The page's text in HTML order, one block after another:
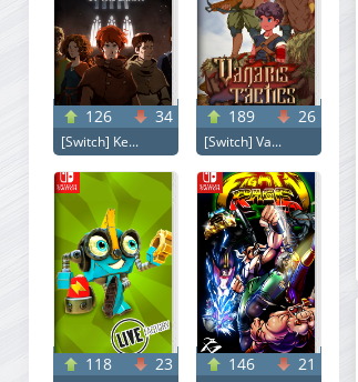
126 34
[Switch] Ke...
189 26
[Switch] Va...
118 23 146 21